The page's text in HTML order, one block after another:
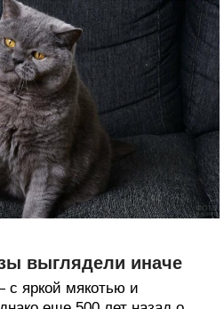
выглядели иначе
яркой мякотью и